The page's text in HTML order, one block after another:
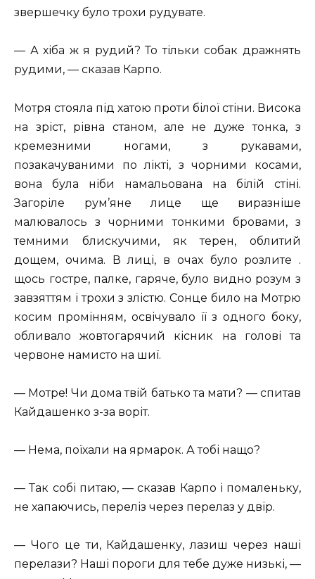
звершечку було трохи рудувате.
— А хіба ж я рудий? То тільки собак дражнять
рудими, — сказав Карпо.
Мотря стояла під хатою проти білої стіни. Висока
на зріст, рівна станом, але не дуже тонка, з
кремезними ногами, з рукавами,
позакачуваними по лікті, з чорними косами,
вона була ніби намальована на білій стіні.
Загоріле рум’яне лице ще виразніше
малювалось з чорними тонкими бровами, з
темними блискучими, як терен, облитий
дощем, очима. В лиці, в очах було розлите .
щось гостре, палке, гаряче, було видно розум з
завзяттям і трохи з злістю. Сонце било на Мотрю
косим промінням, освічувало її з одного боку,
обливало жовтогарячий кісник на голові та
червоне намисто на шиї.
— Мотре! Чи дома твій батько та мати? — спитав
Кайдашенко з-за воріт.
— Нема, поїхали на ярмарок. А тобі нащо?
— Так собі питаю, — сказав Карпо і помаленьку,
не хапаючись, переліз через перелаз у двір.
— Чого це ти, Кайдашенку, лазиш через наші
перелази? Наші пороги для тебе дуже низькі, —